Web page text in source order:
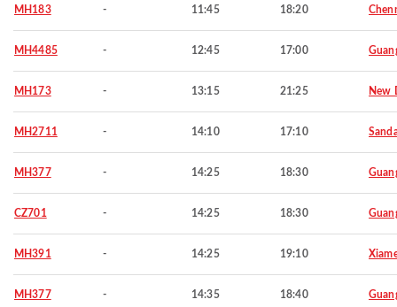
MH183 - 11:45 18:20
MH4485 - 12:45 17:00
MH173 - 13:15 21:25 New
MH2711 - 14:10 17:10
MH377 - 14:25 18:30
CZ701 - 14:25 18:30
MH391 - 14:25 19:10
MH377 - 14:35 18:40